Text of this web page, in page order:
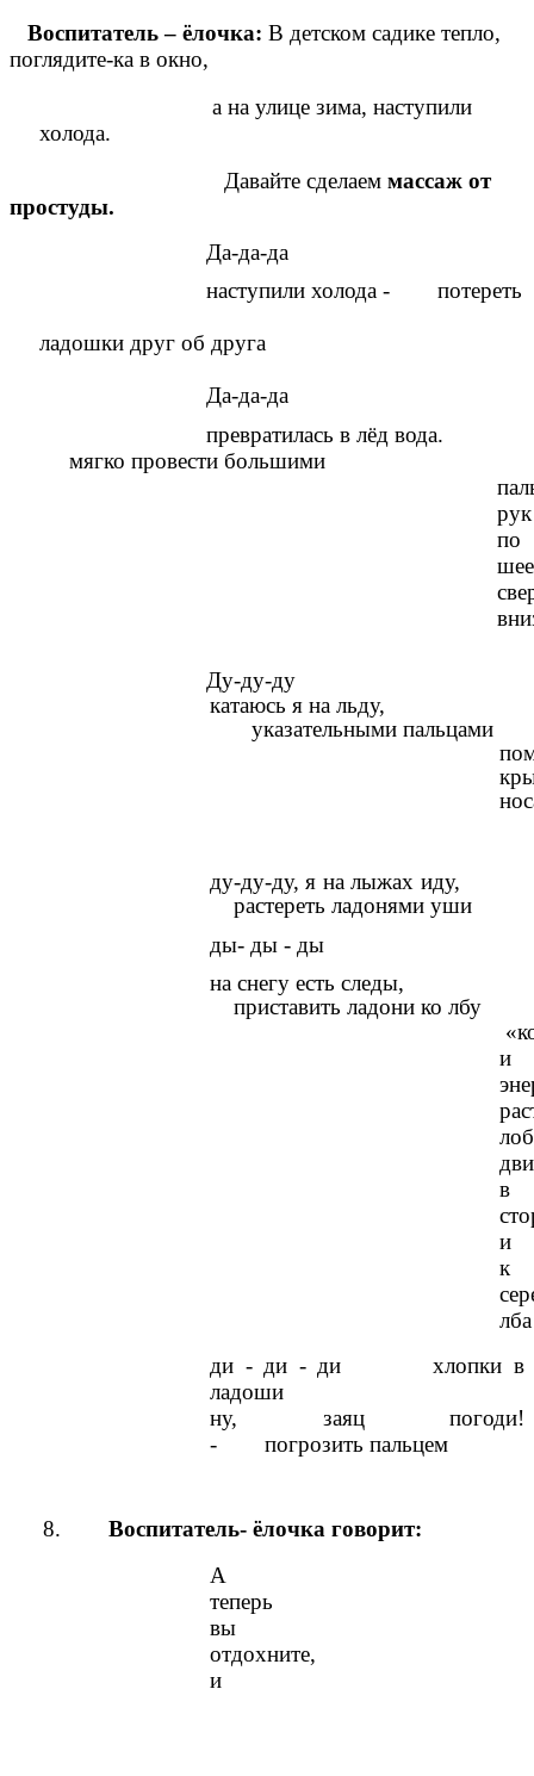
Воспитатель – ёлочка: В детском садике тепло,
поглядите-ка в окно,
а на улице зима, наступили
холода.
Давайте сделаем массаж от
простуды.
Да-да-да
наступили холода - потереть
ладошки друг об друга
Да-да-да
превратилась в лёд вода.
мягко провести большими
рук
по
шее
Ду-ду-ду
катаюсь я на льду,
указательными пальцами
ду-ду-ду, я на лыжах иду,
растереть ладонями уши
ды- ды - ды
на снегу есть следы,
приставить ладони ко лбу
и
в
и
к
лба
ди - ди - ди хлопки в
ладоши
ну, заяц погоди!
- погрозить пальцем
8. Воспитатель- ёлочка говорит:
А
теперь
вы
отдохните,
и